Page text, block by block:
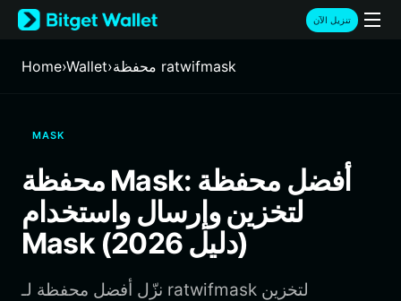
English
日本語
Русский
Italiano
Deutsch
简体中文
繁體中文
Português (Portugal)
ภาษาไทย
تنزيل الآن
Home›Wallet› محفظة ratwifmask
MASK
محفظة Mask: أفضل محفظة
لتخزين وإرسال واستخدام
Mask (دليل 2026)
نزّل أفضل محفظة لـ ratwifmask لتخزين